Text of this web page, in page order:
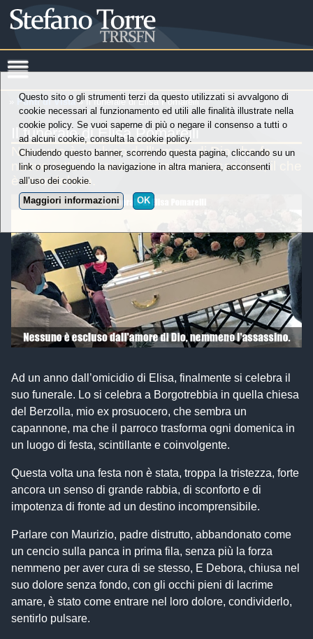
Punti di Vista » Il funerale di Elisa Pomarelli
Il funerale di Elisa Pomarelli
Nessuno è escluso dall'amore di Dio che fa
nuove tutte le cose, nemmeno l'assassino, il che
è scandaloso.
Ad un anno dall’omicidio di Elisa, finalmente si celebra il
suo funerale. Lo si celebra a Borgotrebbia in quella chiesa
del Berzolla, mio ex prosuocero, che sembra un
capannone, ma che il parroco trasforma ogni domenica in
un luogo di festa, scintillante e coinvolgente.
Questa volta una festa non è stata, troppa la tristezza, forte
ancora un senso di grande rabbia, di sconforto e di
impotenza di fronte ad un destino incomprensibile.
Parlare con Maurizio, padre distrutto, abbandonato come
un cencio sulla panca in prima fila, senza più la forza
nemmeno per aver cura di se stesso, E Debora, chiusa nel
suo dolore senza fondo, con gli occhi pieni di lacrime
amare, è stato come entrare nel loro dolore, condividerlo,
sentirlo pulsare.
Questo sito o gli strumenti terzi da questo utilizzati si avvalgono di
cookie necessari al funzionamento ed utili alle finalità illustrate nella
cookie policy. Se vuoi saperne di più o negare il consenso a tutti o
ad alcuni cookie, consulta la cookie policy.
Chiudendo questo banner, scorrendo questa pagina, cliccando su un
link o proseguendo la navigazione in altra maniera, acconsenti
all’uso dei cookie.
Maggiori informazioni
OK